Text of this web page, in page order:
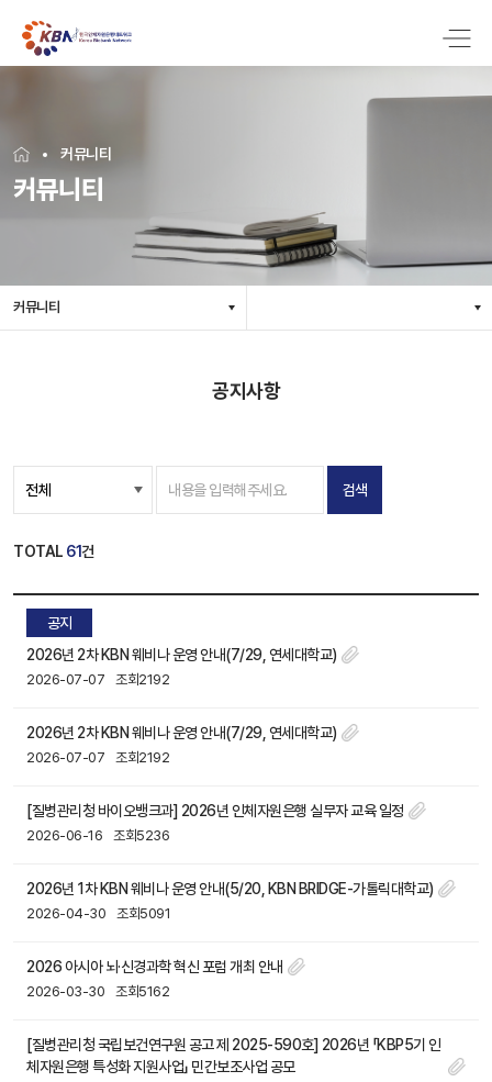
커뮤니티
커뮤니티
커뮤니티
공지사항
검색
TOTAL 61건
공지
2026년 2차 KBN 웨비나 운영 안내(7/29, 연세대학교)
2026-07-07 조회2192
2026년 2차 KBN 웨비나 운영 안내(7/29, 연세대학교)
2026-07-07 조회2192
[질병관리청 바이오뱅크과] 2026년 인체자원은행 실무자 교육 일정
2026-06-16 조회5236
2026년 1차 KBN 웨비나 운영 안내(5/20, KBN BRIDGE-가톨릭대학교)
2026-04-30 조회5091
2026 아시아 뇌·신경과학 혁신 포럼 개최 안내
2026-03-30 조회5162
[질병관리청 국립보건연구원 공고 제 2025-590호] 2026년 「KBP5기 인
체자원은행 특성화 지원사업」 민간보조사업 공모